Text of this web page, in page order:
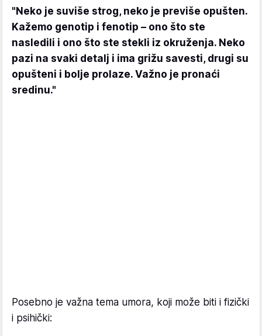
"Neko je suviše strog, neko je previše opušten.
Kažemo genotip i fenotip – ono što ste
nasledili i ono što ste stekli iz okruženja. Neko
pazi na svaki detalj i ima grižu savesti, drugi su
opušteni i bolje prolaze. Važno je pronaći
sredinu."
Posebno je važna tema umora, koji može biti i fizički
i psihički: